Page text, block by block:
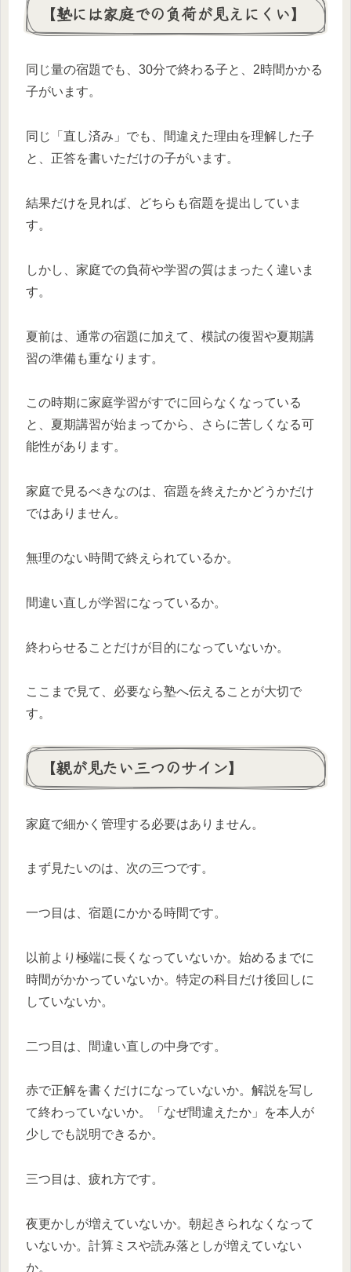
【塾には家庭での負荷が見えにくい】
同じ量の宿題でも、30分で終わる子と、2時間かかる
子がいます。
同じ「直し済み」でも、間違えた理由を理解した子
と、正答を書いただけの子がいます。
結果だけを見れば、どちらも宿題を提出していま
す。
しかし、家庭での負荷や学習の質はまったく違いま
す。
夏前は、通常の宿題に加えて、模試の復習や夏期講
習の準備も重なります。
この時期に家庭学習がすでに回らなくなっている
と、夏期講習が始まってから、さらに苦しくなる可
能性があります。
家庭で見るべきなのは、宿題を終えたかどうかだけ
ではありません。
無理のない時間で終えられているか。
間違い直しが学習になっているか。
終わらせることだけが目的になっていないか。
ここまで見て、必要なら塾へ伝えることが大切で
す。
【親が見たい三つのサイン】
家庭で細かく管理する必要はありません。
まず見たいのは、次の三つです。
一つ目は、宿題にかかる時間です。
以前より極端に長くなっていないか。始めるまでに
時間がかかっていないか。特定の科目だけ後回しに
していないか。
二つ目は、間違い直しの中身です。
赤で正解を書くだけになっていないか。解説を写し
て終わっていないか。「なぜ間違えたか」を本人が
少しでも説明できるか。
三つ目は、疲れ方です。
夜更かしが増えていないか。朝起きられなくなって
いないか。計算ミスや読み落としが増えていない
か。